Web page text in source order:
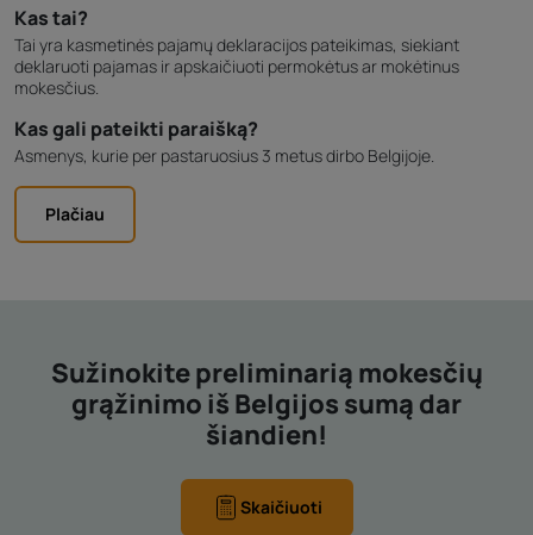
Kas tai?
Tai yra kasmetinės pajamų deklaracijos pateikimas, siekiant
deklaruoti pajamas ir apskaičiuoti permokėtus ar mokėtinus
mokesčius.
Kas gali pateikti paraišką?
Asmenys, kurie per pastaruosius 3 metus dirbo Belgijoje.
Plačiau
Sužinokite preliminarią mokesčių
grąžinimo iš Belgijos sumą dar
šiandien!
Skaičiuoti